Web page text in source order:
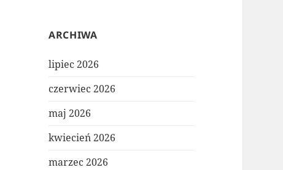
ARCHIWA
lipiec 2026
czerwiec 2026
maj 2026
kwiecień 2026
marzec 2026